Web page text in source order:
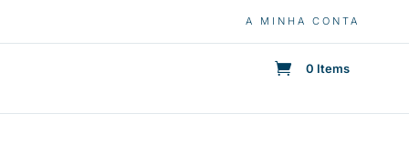
A MINHA CONTA
0 Items